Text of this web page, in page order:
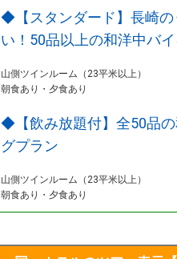
◆【スタンダード】長崎の
い！50品以上の和洋中バ
山側ツインルーム（23平米以上）
朝食あり・夕食あり
◆【飲み放題付】全50品
グプラン
山側ツインルーム（23平米以上）
朝食あり・夕食あり